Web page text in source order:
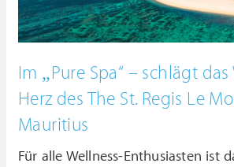
Im „Pure Spa“ – schlägt das
Herz des The St. Regis Le
Mauritius
Für alle Wellness-Enthusiasten ist